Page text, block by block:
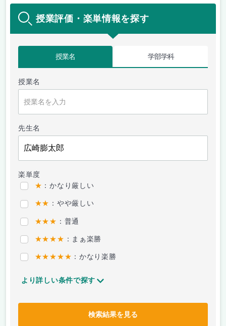
授業評価・楽単情報を探す
授業名 学部学科
授業名
先生名
楽単度
★ ：かなり厳しい
★★ ：やや厳しい
★★★ ：普通
★★★★ ：まぁ楽勝
★★★★★ ：かなり楽勝
より詳しい条件で探す
検索結果を見る